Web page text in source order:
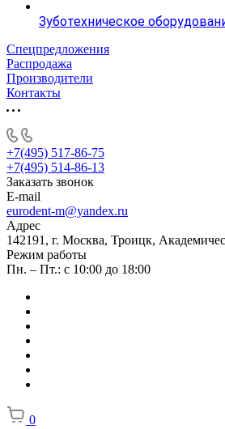
Зуботехническое
Спецпредложения
Распродажа
Производители
Контакты
+7(495) 517-86-75
+7(495) 514-86-13
Заказать звонок
E-mail
eurodent-m@yandex.ru
Адрес
142191, г. Москва, Троицк,
Режим работы
Пн. – Пт.: с 10:00 до 18:00
0